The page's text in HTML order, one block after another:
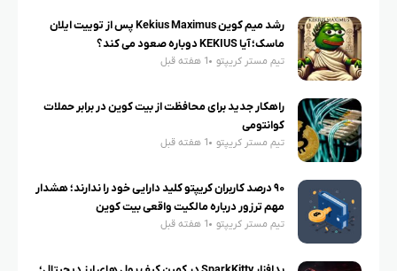
رشد میم کوین Kekius Maximus پس از توییت ایلان
ماسک؛ آیا KEKIUS دوباره صعود می کند؟
تیم مستر کریپتو 1 هفته قبل
راهکار جدید برای محافظت از بیت کوین در برابر حملات
کوانتومی
تیم مستر کریپتو 1 هفته قبل
۹۰ درصد کاربران کریپتو کلید دارایی خود را ندارند؛ هشدار
مهم ترزور درباره مالکیت واقعی بیت کوین
تیم مستر کریپتو 1 هفته قبل